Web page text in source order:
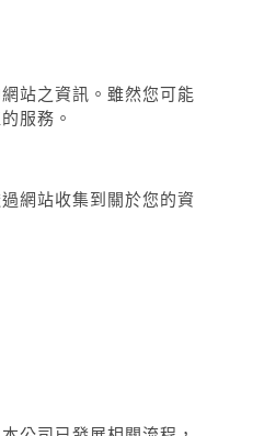
站之資訊。雖然您可能
服務。
網站收集到關於您的資